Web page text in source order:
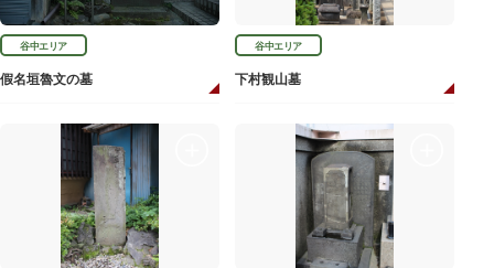
谷中エリア
假名垣魯文の墓
谷中エリア
下村観山墓